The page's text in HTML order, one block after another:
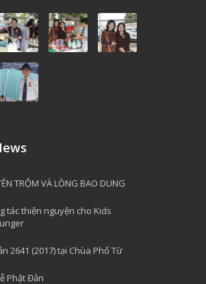
TRỘM VÀ LÒNG BAO DUNG
tác thiện nguyện cho Kids
2641 (2017) tại Chùa Phổ Từ
Phật Đản